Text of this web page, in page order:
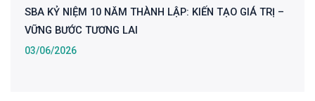
SBA KỶ NIỆM 10 NĂM THÀNH LẬP: KIẾN TẠO GIÁ TRỊ –
VỮNG BƯỚC TƯƠNG LAI
03/06/2026